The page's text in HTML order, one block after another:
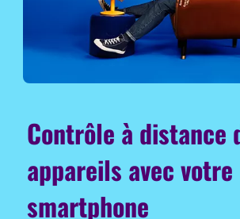
Contrôle à distance
appareils avec votre
smartphone